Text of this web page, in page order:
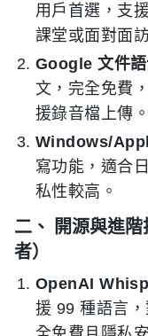
用戶首選，支
課堂或面對面
Google 文件語
文，完全免費
援錄音檔上傳。
Windows/
寫功能，適合
私性較高。
二、 開源與進
者）
OpenAI
援 99 種語言